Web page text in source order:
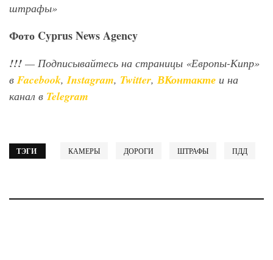
штрафы»
Фото CyprusNewsAgency
!!! — Подписывайтесь на страницы «Европы-Кипр»
вFacebook,Instagram, Twitter, ВКонтакте и на
канал в Telegram
ТЭГИ КАМЕРЫ ДОРОГИ ШТРАФЫ ПДД